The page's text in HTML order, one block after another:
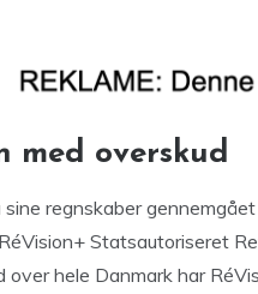
med overskud
regnskaber
Statsautoriseret
over hele Danmark har